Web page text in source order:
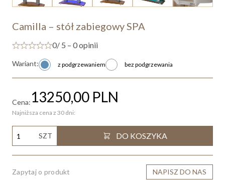
Camilla – stół zabiegowy SPA
0/ 5 – 0 opinii
Wariant: z podgrzewaniem bez podgrzewania
Cena: 13250,00 PLN
Najniższa cena z 30 dni:
SZT DO KOSZYKA
Zapytaj o produkt NAPISZ DO NAS